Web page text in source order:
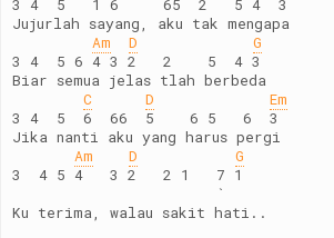
Jujurlah sayang, aku tak mengapa
Am
D
G
3 4  5 6 4 3 2   2    5  4 3
Biar semua jelas tlah berbeda
C
D
Em
3 4  5  6  66  5    6 5   6  3
Jika nanti aku yang harus pergi
Am
D
G
3  4 5 4   3 2   2 1   7 1
                       `
Ku terima, walau sakit hati..